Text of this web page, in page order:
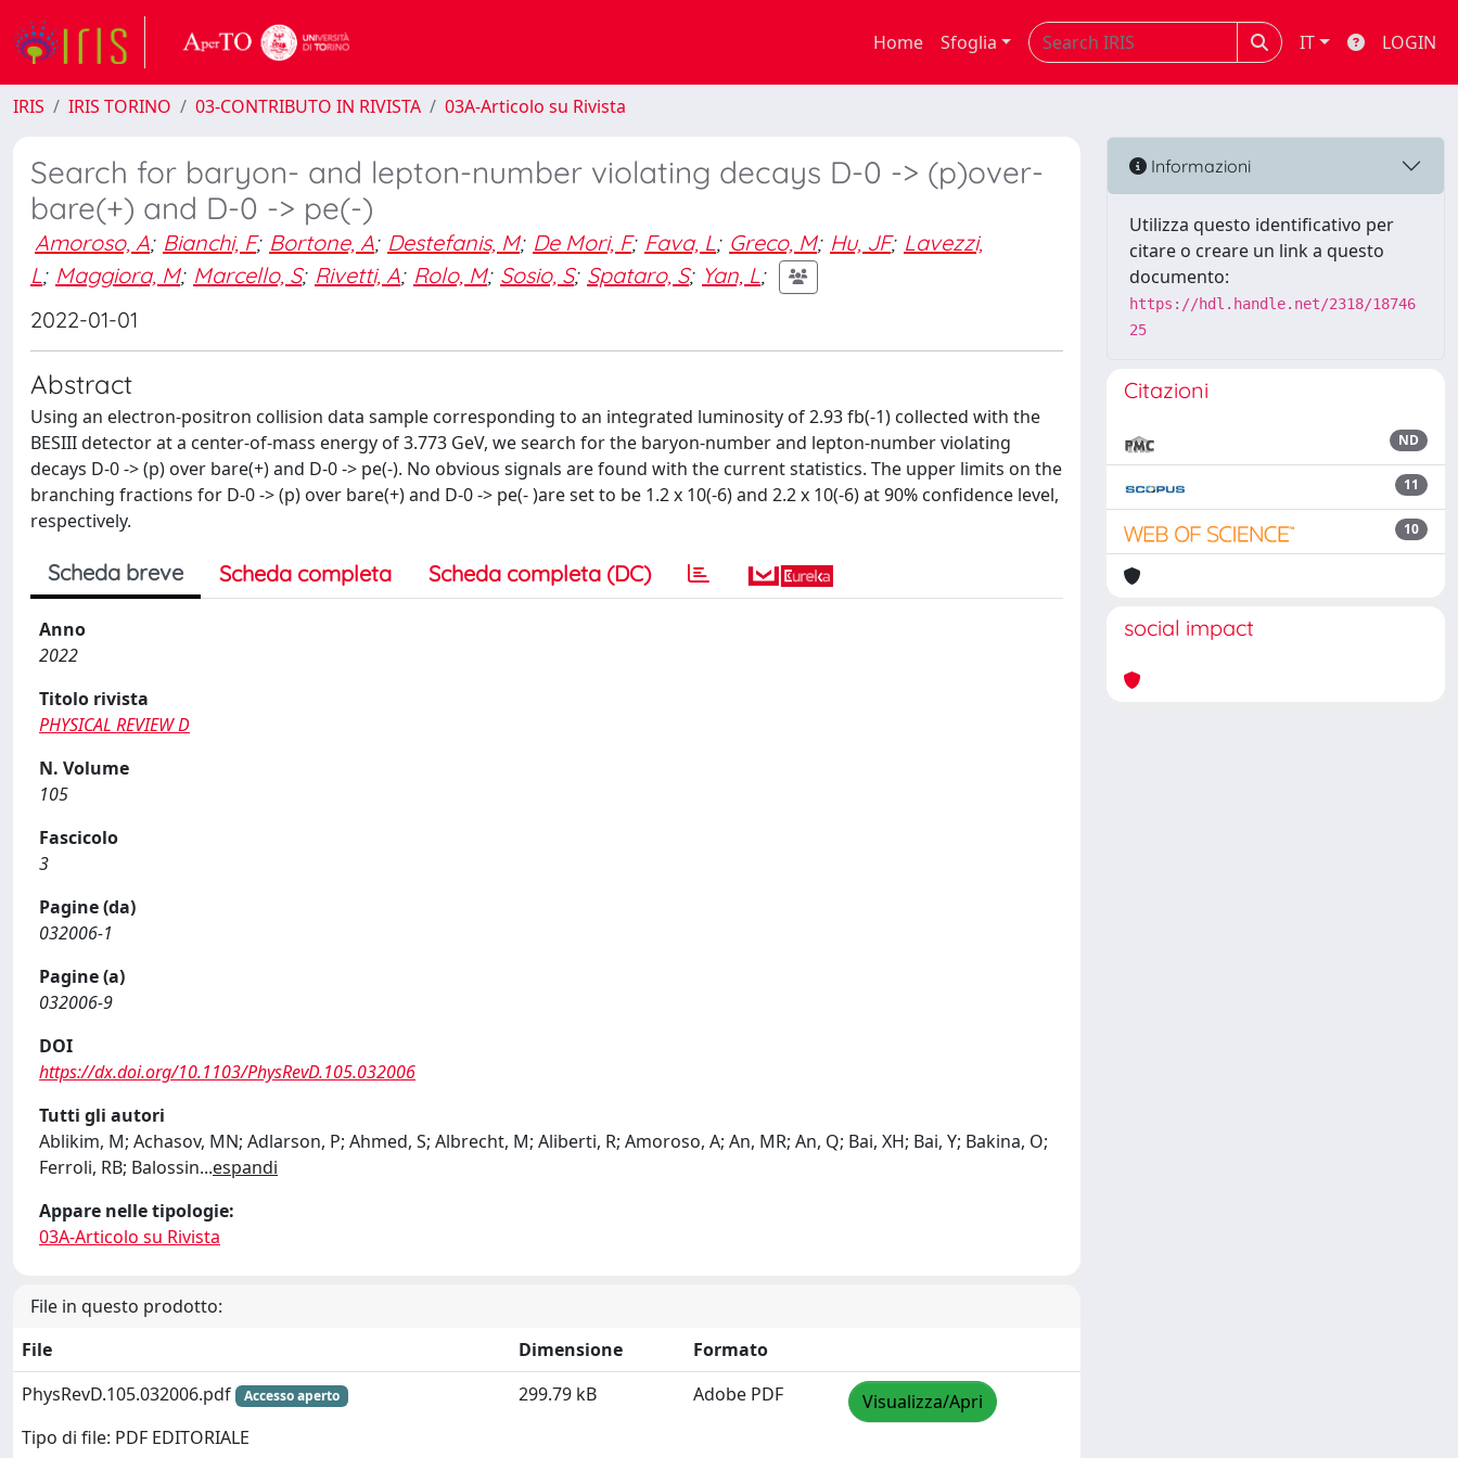
Home Sfoglia IT LOGIN
IRIS IRIS TORINO 03-CONTRIBUTO IN RIVISTA 03A-Articolo su Rivista
Search for baryon- and lepton-number violating decays D-0 -> (p)over-
bare(+) and D-0 -> pe(-)
Amoroso, A; Bianchi, F; Bortone, A; Destefanis, M; De Mori, F; Fava, L; Greco, M; Hu, JF; Lavezzi,
L; Maggiora, M; Marcello, S; Rivetti, A; Rolo, M; Sosio, S; Spataro, S; Yan, L;
2022-01-01
Abstract
Using an electron-positron collision data sample corresponding to an integrated luminosity of 2.93 fb(-1) collected with the
BESIII detector at a center-of-mass energy of 3.773 GeV, we search for the baryon-number and lepton-number violating
decays D-0 -> (p) over bare(+) and D-0 -> pe(-). No obvious signals are found with the current statistics. The upper limits on the
branching fractions for D-0 -> (p) over bare(+) and D-0 -> pe(- )are set to be 1.2 x 10(-6) and 2.2 x 10(-6) at 90% confidence level,
respectively.
Scheda breve Scheda completa Scheda completa (DC)
Anno
2022
Titolo rivista
PHYSICAL REVIEW D
N. Volume
105
Fascicolo
3
Pagine (da)
032006-1
Pagine (a)
032006-9
DOI
https://dx.doi.org/10.1103/PhysRevD.105.032006
Tutti gli autori
Ablikim, M; Achasov, MN; Adlarson, P; Ahmed, S; Albrecht, M; Aliberti, R; Amoroso, A; An, MR; An, Q; Bai, XH; Bai, Y; Bakina, O;
Ferroli, RB; Balossin...espandi
Appare nelle tipologie:
03A-Articolo su Rivista
File in questo prodotto:
File
Dimensione
Formato
PhysRevD.105.032006.pdf
Accesso aperto
Tipo di file: PDF EDITORIALE
299.79 kB Adobe PDF Visualizza/Apri
Informazioni
Utilizza questo identificativo per
citare o creare un link a questo
documento:
https://hdl.handle.net/2318/18746
25
Citazioni
ND
11
10
social impact